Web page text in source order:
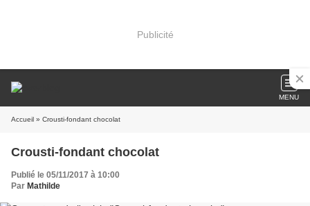
Publicité
MENU
Accueil » Crousti-fondant chocolat
Crousti-fondant chocolat
Publié le 05/11/2017 à 10:00
Par Mathilde